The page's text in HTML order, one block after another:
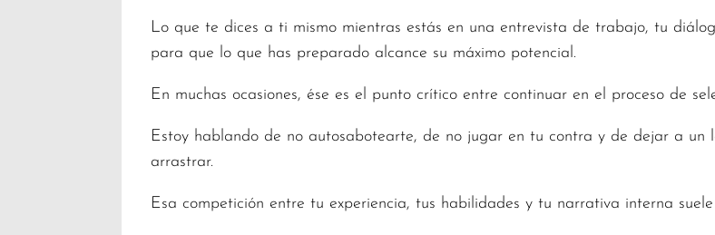
Lo que te dices a ti mismo mientras estás en una entrevista de trabajo, tu
para que lo que has preparado alcance su máximo potencial.
En muchas ocasiones, ése es el punto crítico entre continuar en el proceso de
Estoy hablando de no autosabotearte, de no jugar en tu contra y de dejar a un
arrastrar.
Esa competición entre tu experiencia, tus habilidades y tu narrativa interna